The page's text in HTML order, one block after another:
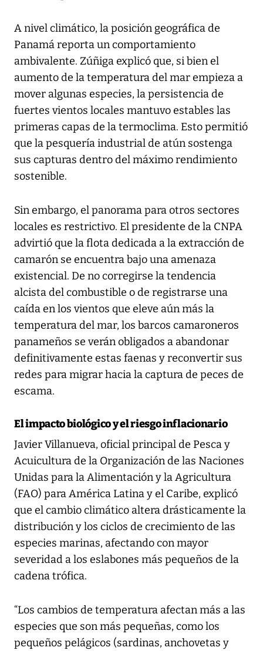
A nivel climático, la posición geográfica de
Panamá reporta un comportamiento
ambivalente. Zúñiga explicó que, si bien el
aumento de la temperatura del mar empieza a
mover algunas especies, la persistencia de
fuertes vientos locales mantuvo estables las
primeras capas de la termoclima. Esto permitió
que la pesquería industrial de atún sostenga
sus capturas dentro del máximo rendimiento
sostenible.
Sin embargo, el panorama para otros sectores
locales es restrictivo. El presidente de la CNPA
advirtió que la flota dedicada a la extracción de
camarón se encuentra bajo una amenaza
existencial. De no corregirse la tendencia
alcista del combustible o de registrarse una
caída en los vientos que eleve aún más la
temperatura del mar, los barcos camaroneros
panameños se verán obligados a abandonar
definitivamente estas faenas y reconvertir sus
redes para migrar hacia la captura de peces de
escama.
El impacto biológico y el riesgo inflacionario
Javier Villanueva, oficial principal de Pesca y
Acuicultura de la Organización de las Naciones
Unidas para la Alimentación y la Agricultura
(FAO) para América Latina y el Caribe, explicó
que el cambio climático altera drásticamente la
distribución y los ciclos de crecimiento de las
especies marinas, afectando con mayor
severidad a los eslabones más pequeños de la
cadena trófica.
“Los cambios de temperatura afectan más a las
especies que son más pequeñas, como los
pequeños pelágicos (sardinas, anchovetas y